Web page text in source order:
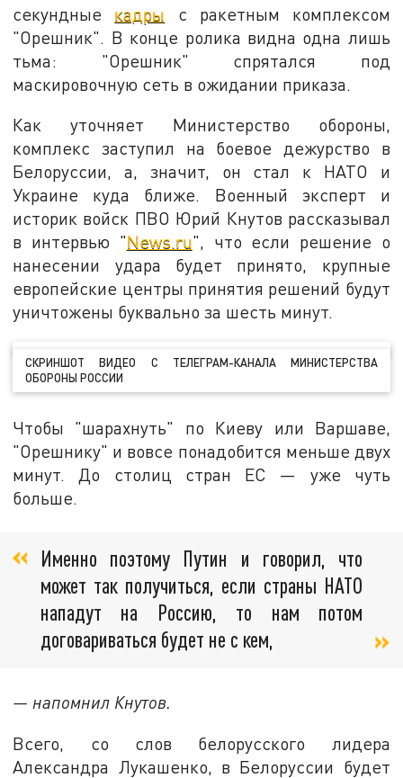
секундные кадры с ракетным комплексом
"Орешник". В конце ролика видна одна лишь
тьма: "Орешник" спрятался под
маскировочную сеть в ожидании приказа.
Как уточняет Министерство обороны,
комплекс заступил на боевое дежурство в
Белоруссии, а, значит, он стал к НАТО и
Украине куда ближе. Военный эксперт и
историк войск ПВО Юрий Кнутов рассказывал
в интервью "News.ru", что если решение о
нанесении удара будет принято, крупные
европейские центры принятия решений будут
уничтожены буквально за шесть минут.
СКРИНШОТ ВИДЕО С ТЕЛЕГРАМ-КАНАЛА МИНИСТЕРСТВА
ОБОРОНЫ РОССИИ
Чтобы "шарахнуть" по Киеву или Варшаве,
"Орешнику" и вовсе понадобится меньше двух
минут. До столиц стран ЕС — уже чуть
больше.
Именно поэтому Путин и говорил, что
может так получиться, если страны НАТО
нападут на Россию, то нам потом
договариваться будет не с кем,
— напомнил Кнутов.
Всего, со слов белорусского лидера
Александра Лукашенко, в Белоруссии будет